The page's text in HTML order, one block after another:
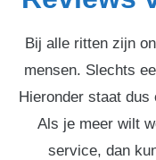
Bij alle ritten zijn
mensen. Slechts
Hieronder staat dus
Als je meer wilt
service, dan